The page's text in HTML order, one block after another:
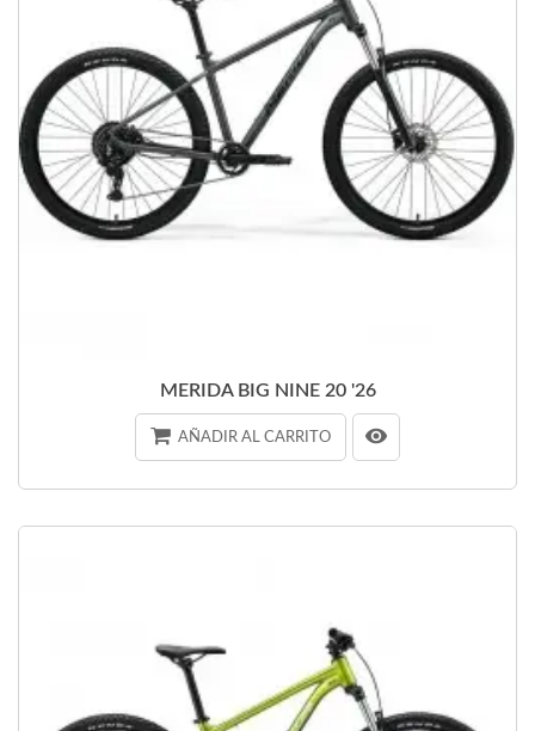
MERIDA BIG NINE 20 '26
AÑADIR AL CARRITO